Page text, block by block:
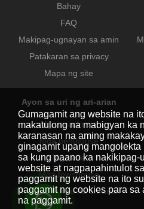
Bahay
FAQ
Makipag-ugnayan sa amin
Patakaran sa privacy
Mapa ng site
Ayon sa uri ng ari-arian
Mga apartment
Mga penthouse
Mga villa
Mga townhouse
Mga komersyal na ari-arian
Gumagamit ang website na
makatulong na mabigyan ka
karanasan na aming
ginagamit upang mangolekta
sa kung paano ka nakikipag-
website at nagpapahintulot
paggamit ng website na ito
paggamit ng cookies para sa
na paggamit.